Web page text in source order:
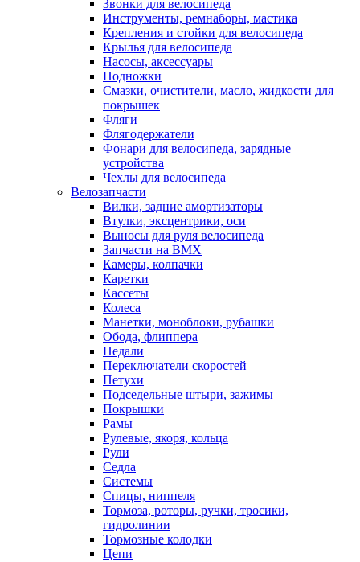
Звонки для велосипеда
Инструменты, ремнаборы, мастика
Крепления и стойки для велосипеда
Крылья для велосипеда
Насосы, аксессуары
Подножки
Смазки, очистители, масло, жидкости для
покрышек
Фляги
Флягодержатели
Фонари для велосипеда, зарядные
устройства
Чехлы для велосипеда
Велозапчасти
Вилки, задние амортизаторы
Втулки, эксцентрики, оси
Выносы для руля велосипеда
Запчасти на BMX
Камеры, колпачки
Каретки
Кассеты
Колеса
Манетки, моноблоки, рубашки
Обода, флиппера
Педали
Переключатели скоростей
Петухи
Подседельные штыри, зажимы
Покрышки
Рамы
Рулевые, якоря, кольца
Рули
Седла
Системы
Спицы, ниппеля
Тормоза, роторы, ручки, тросики,
гидролинии
Тормозные колодки
Цепи